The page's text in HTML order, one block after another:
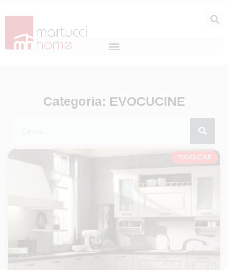
Categoria: EVOCUCINE
EVOCUCINE